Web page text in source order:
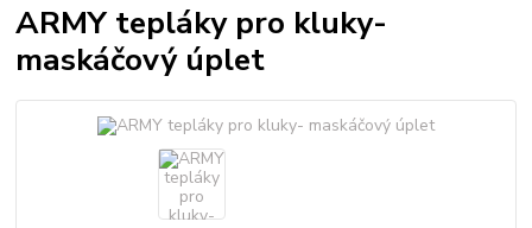
ARMY tepláky pro kluky-
maskáčový úplet